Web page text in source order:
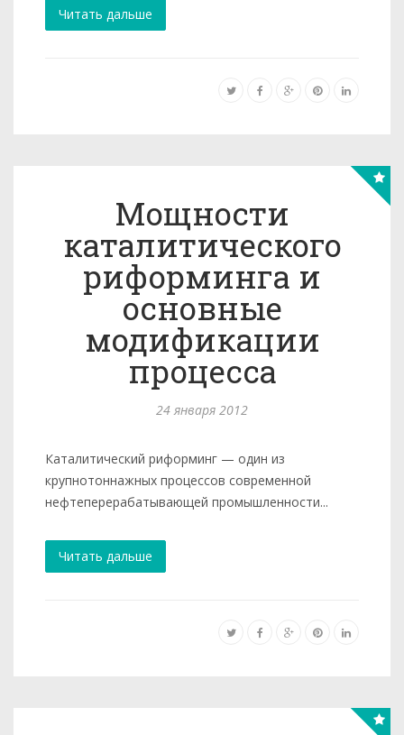
Читать дальше
Мощности
каталитического
риформинга и
основные
модификации
процесса
24 января 2012
Каталитический риформинг — один из
крупнотоннажных про­цессов современной
нефтеперерабатывающей промышленности...
Читать дальше